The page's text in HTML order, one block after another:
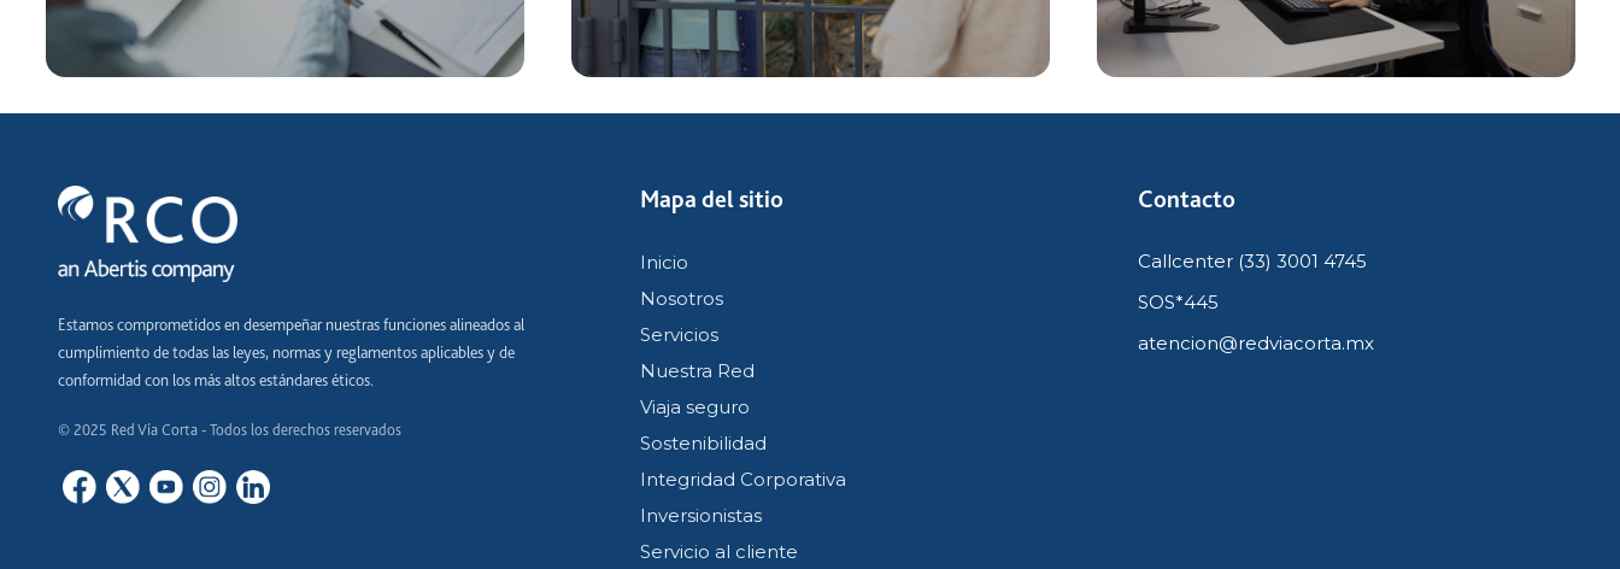
Estamos comprometidos en desempeñar nuestras funciones alineados al
cumplimiento de todas las leyes, normas y reglamentos aplicables y de
conformidad con los más altos estándares éticos.
© 2025 Red Vía Corta - Todos los derechos reservados
Mapa del sitio
Inicio
Nosotros
Servicios
Nuestra Red
Viaja seguro
Sostenibilidad
Integridad Corporativa
Inversionistas
Servicio al cliente
Contacto
Callcenter (33) 3001 4745
SOS*445
atencion@redviacorta.mx